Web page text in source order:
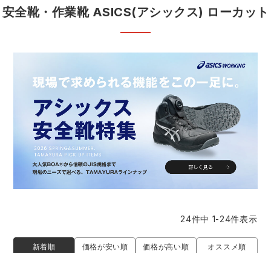
作業用手袋
アウトドア・スポーツ
ワークスーツ
作業用ポロシャツ
作業着ランキング
アウトドアウェアランキング
つなぎランキング
コンプレッションウェアランキング
アイトス株式会社
コーコス ジーベック
クロダルマ 桑和
山田辰 クレヒフク
住商モンブラン ボンマックス
電気・設備作業服
配達・営業作業服
自動車整備士作業服
飲食店ユニフォーム
安全靴・作業靴 ASICS(アシックス) ローカット
新着順 価格が安い順 価格が高い順 オススメ順
24件中 1-24件表示